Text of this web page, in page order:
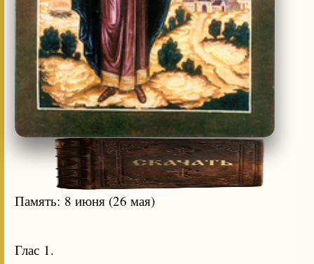
Память: 8 июня (26 мая)
Глас 1.